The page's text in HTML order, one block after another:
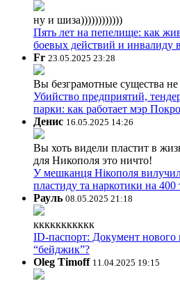
ну и шиза))))))))))))
Пять лет на пепелище: как
боевых действий и
Fr 23.05.2025 23:28
Вы безграмотные существа
Убийство предприятий,
парки: как работает мэр
Денис 16.05.2025 14:26
Вы хоть видели пластит в
для Никополя это ничто!
У мешканця Нікополя
пластиду та наркотики на 400
Рауль 08.05.2025 21:18
ккккккккккк
ID-паспорт: Документ
“бейджик”?
Oleg Timoff 11.04.2025 19:15